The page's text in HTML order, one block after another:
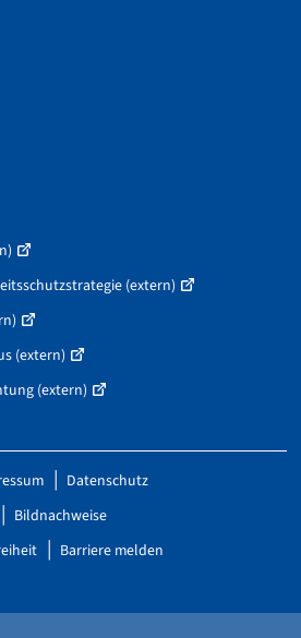
(extern)
(extern)
(extern)
Datenschutz
Bildnachweise
Barriere melden